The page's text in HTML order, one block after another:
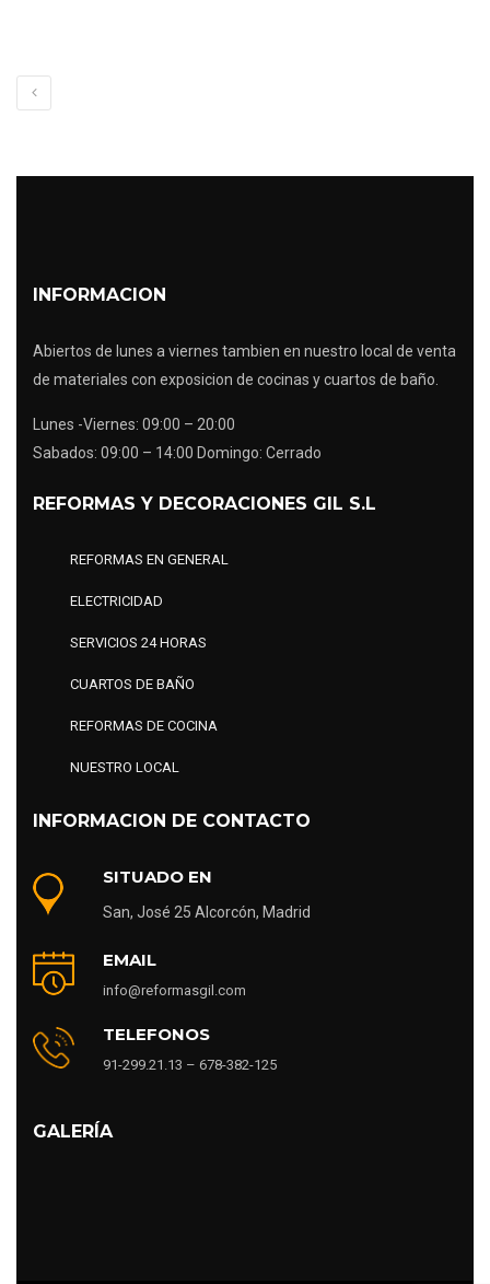
INFORMACION
Abiertos de lunes a viernes tambien en nuestro local de venta
de materiales con exposicion de cocinas y cuartos de baño.
Lunes -Viernes: 09:00 – 20:00
Sabados: 09:00 – 14:00 Domingo: Cerrado
REFORMAS Y DECORACIONES GIL S.L
REFORMAS EN GENERAL
ELECTRICIDAD
SERVICIOS 24 HORAS
CUARTOS DE BAÑO
REFORMAS DE COCINA
NUESTRO LOCAL
INFORMACION DE CONTACTO
SITUADO EN
San, José 25 Alcorcón, Madrid
EMAIL
info@reformasgil.com
TELEFONOS
91-299.21.13 – 678-382-125
GALERÍA